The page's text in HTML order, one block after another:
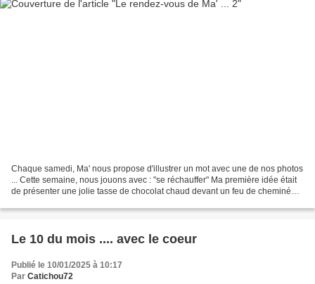
Chaque samedi, Ma' nous propose d'illustrer un mot avec une de nos photos
... Cette semaine, nous jouons avec : "se réchauffer" Ma première idée était
de présenter une jolie tasse de chocolat chaud devant un feu de cheminée
Le 10 du mois .... avec le coeur
Publié le 10/01/2025 à 10:17
Par Catichou72